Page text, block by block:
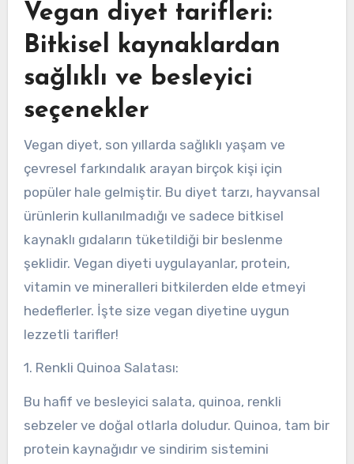
Vegan diyet tarifleri:
Bitkisel kaynaklardan
sağlıklı ve besleyici
seçenekler
Vegan diyet, son yıllarda sağlıklı yaşam ve
çevresel farkındalık arayan birçok kişi için
popüler hale gelmiştir. Bu diyet tarzı, hayvansal
ürünlerin kullanılmadığı ve sadece bitkisel
kaynaklı gıdaların tüketildiği bir beslenme
şeklidir. Vegan diyeti uygulayanlar, protein,
vitamin ve mineralleri bitkilerden elde etmeyi
hedeflerler. İşte size vegan diyetine uygun
lezzetli tarifler!
1. Renkli Quinoa Salatası:
Bu hafif ve besleyici salata, quinoa, renkli
sebzeler ve doğal otlarla doludur. Quinoa, tam bir
protein kaynağıdır ve sindirim sistemini